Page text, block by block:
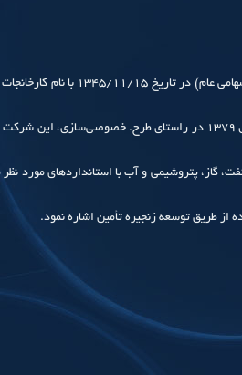
احداث شده است. در سال ۱۳۷۹ در راستای طرح.
از طریق توسعه زنجیره تأمین اشاره نمود.